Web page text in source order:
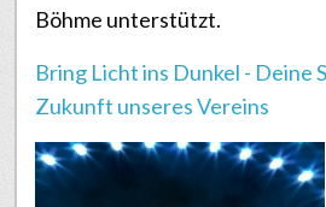
Böhme unterstützt.
Bring Licht ins Dunkel - Deine
Zukunft unseres Vereins